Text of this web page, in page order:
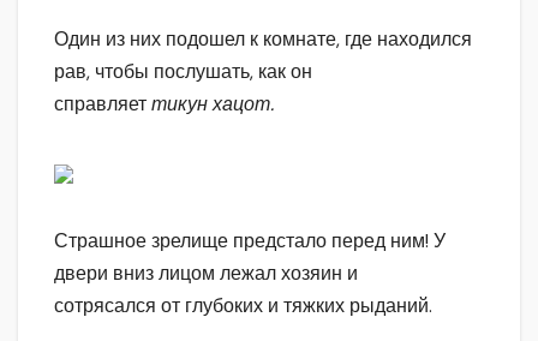
Один из них подошел к комнате, где находился
рав, чтобы послушать, как он
справляеттикун хацот.
Страшное зрелище предстало перед ним! У
двери вниз лицом лежал хозяин и
сотрясался от глубоких и тяжких рыданий.